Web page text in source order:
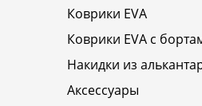
Коврики EVA
Коврики EVA c
Накидки из
Аксессуары